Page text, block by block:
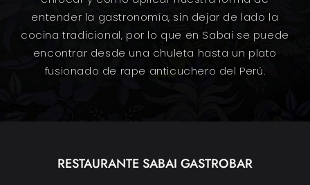
entender la gastronomía, sin dejar de lado la
cocina tradicional, por lo que en Sabai se puede
encontrar desde una chuleta hasta un plato
fusionado de rape anticuchero del Perú.
RESTAURANTE SABAI GASTROBAR